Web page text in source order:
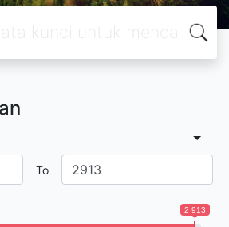
To
2 913